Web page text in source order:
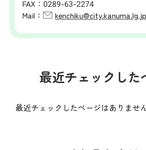
FAX： 0289-63-2274
Mail：
kenchiku@city.kanuma.lg.jp
最近チェックした
最近チェックしたページはありません